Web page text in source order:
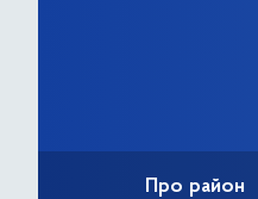
Про район